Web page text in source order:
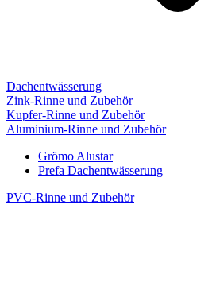
Dachentwässerung
Zink-Rinne und Zubehör
Kupfer-Rinne und Zubehör
Aluminium-Rinne und Zubehör
Grömo Alustar
Prefa Dachentwässerung
PVC-Rinne und Zubehör